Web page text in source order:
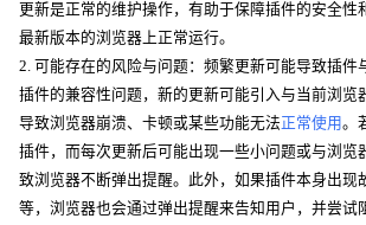
更新是正常的维护操作，有助于保障插件的安全性
最新版本的浏览器上正常运行。
2. 可能存在的风险与问题：频繁更新可能导致插件
插件的兼容性问题，新的更新可能引入与当前浏览
导致浏览器崩溃、卡顿或某些功能无法 正常使用。
插件，而每次更新后可能出现一些小问题或与浏览
致浏览器不断弹出提醒。此外，如果插件本身出现
等，浏览器也会通过弹出提醒来告知用户，并尝试